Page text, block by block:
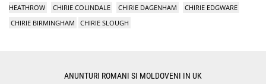
HEATHROW
CHIRIE COLINDALE CHIRIE DAGENHAM
CHIRIE EDGWARE
CHIRIE BIRMINGHAM
CHIRIE SLOUGH
ANUNTURI ROMANI SI MOLDOVENI IN UK